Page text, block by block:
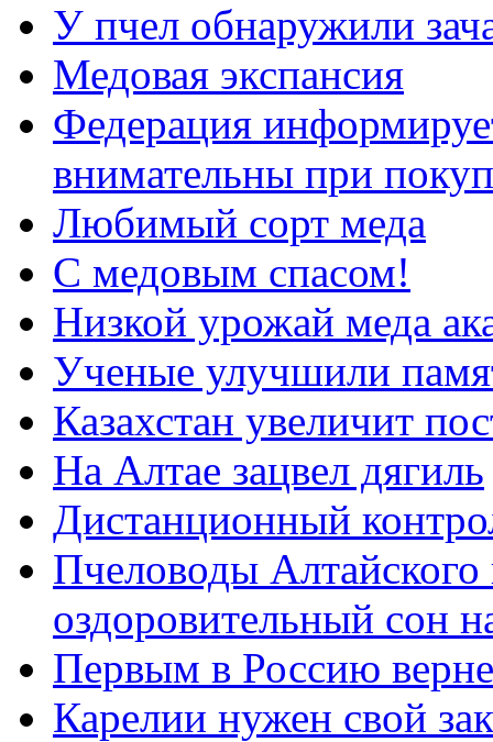
У пчел обнаружили
Медовая экспансия
Федерация
внимательны при
Любимый сорт меда
С медовым спасом!
Низкой урожай меда
Ученые улучшили
Казахстан увеличит
На Алтае зацвел дягиль
Дистанционный
Пчеловоды Алтайского
оздоровительный сон
Первым в Россию
Карелии нужен свой